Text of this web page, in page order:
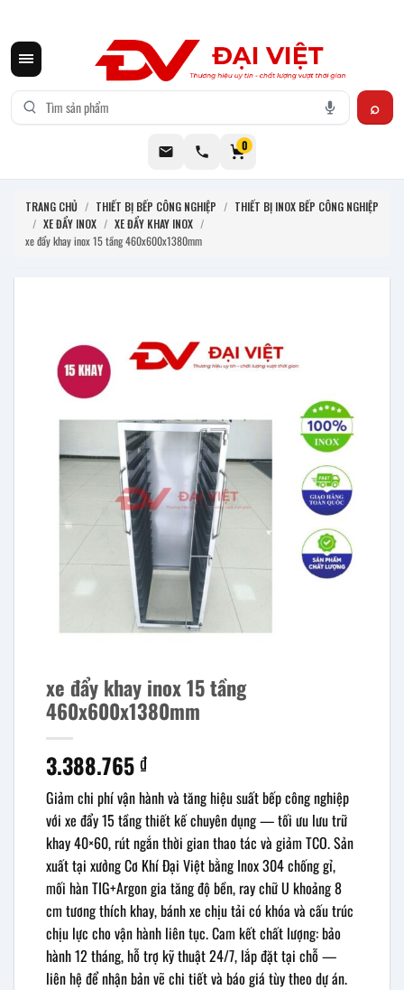
0
TRANG CHỦ / THIẾT BỊ BẾP CÔNG NGHIỆP / THIẾT BỊ INOX BẾP CÔNG NGHIỆP
/ XE ĐẨY INOX / XE ĐẨY KHAY INOX /
xe đẩy khay inox 15 tầng 460x600x1380mm
xe đẩy khay inox 15 tầng
460x600x1380mm
3.388.765 ₫
Giảm chi phí vận hành và tăng hiệu suất bếp công nghiệp
với xe đẩy 15 tầng thiết kế chuyên dụng — tối ưu lưu trữ
khay 40×60, rút ngắn thời gian thao tác và giảm TCO. Sản
xuất tại xưởng Cơ Khí Đại Việt bằng Inox 304 chống gỉ,
mối hàn TIG+Argon gia tăng độ bền, ray chữ U khoảng 8
cm tương thích khay, bánh xe chịu tải có khóa và cấu trúc
chịu lực cho vận hành liên tục. Cam kết chất lượng: bảo
hành 12 tháng, hỗ trợ kỹ thuật 24/7, lắp đặt tại chỗ —
liên hệ để nhận bản vẽ chi tiết và báo giá tùy theo dự án.